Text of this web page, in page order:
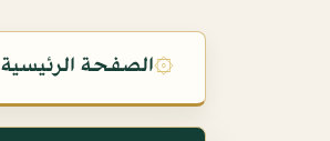
۞الصفحة الرئيسية